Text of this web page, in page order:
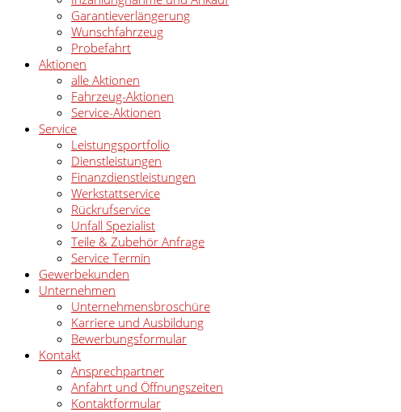
Garantieverlängerung
Wunschfahrzeug
Probefahrt
Aktionen
alle Aktionen
Fahrzeug-Aktionen
Service-Aktionen
Service
Leistungsportfolio
Dienstleistungen
Finanzdienstleistungen
Werkstattservice
Rückrufservice
Unfall Spezialist
Teile & Zubehör Anfrage
Service Termin
Gewerbekunden
Unternehmen
Unternehmensbroschüre
Karriere und Ausbildung
Bewerbungsformular
Kontakt
Ansprechpartner
Anfahrt und Öffnungszeiten
Kontaktformular